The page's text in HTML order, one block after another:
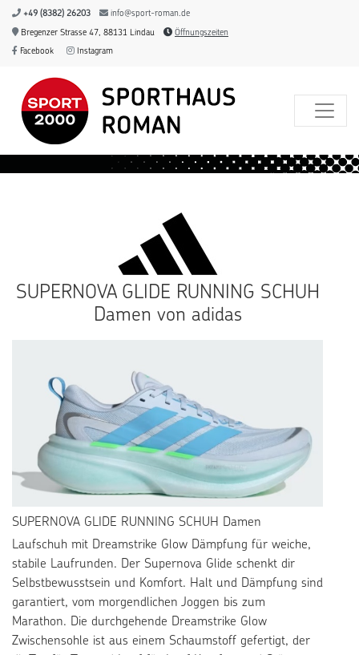
+49 (8382) 26203 info@sport-roman.de
Bregenzer Strasse 47, 88131 Lindau Öffnungszeiten
Facebook Instagram
SUPERNOVA GLIDE RUNNING SCHUH
Damen von adidas
SUPERNOVA GLIDE RUNNING SCHUH Damen
Laufschuh mit Dreamstrike Glow Dämpfung für weiche,
stabile Laufrunden. Der Supernova Glide schenkt dir
Selbstbewusstsein und Komfort. Halt und Dämpfung sind
garantiert, vom morgendlichen Joggen bis zum
Marathon. Die durchgehende Dreamstrike Glow
Zwischensohle ist aus einem Schaumstoff gefertigt, der